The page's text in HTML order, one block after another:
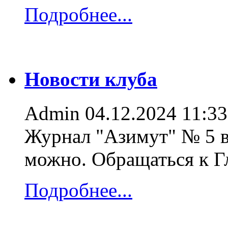
Подробнее...
Новости клуба
Admin 04.12.2024 11:33
Журнал "Азимут" № 5
можно. Обращаться к
Подробнее...